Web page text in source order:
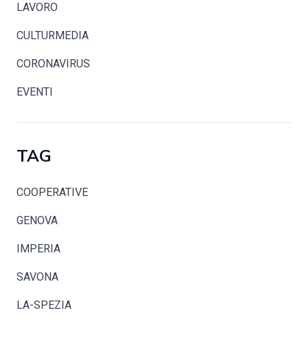
LAVORO
CULTURMEDIA
CORONAVIRUS
EVENTI
TAG
COOPERATIVE
GENOVA
IMPERIA
SAVONA
LA-SPEZIA